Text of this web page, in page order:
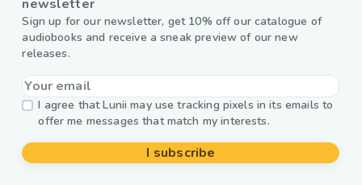
newsletter
Sign up for our newsletter, get 10% off our catalogue of
audiobooks and receive a sneak preview of our new
releases.
I agree that Lunii may use tracking pixels in its emails to
offer me messages that match my interests.
I subscribe